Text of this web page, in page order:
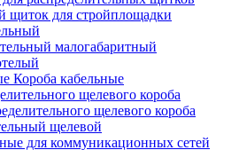
щиток для стройплощадки
малогабаритный
Короба кабельные
щелевого короба
щелевого короба
щелевой